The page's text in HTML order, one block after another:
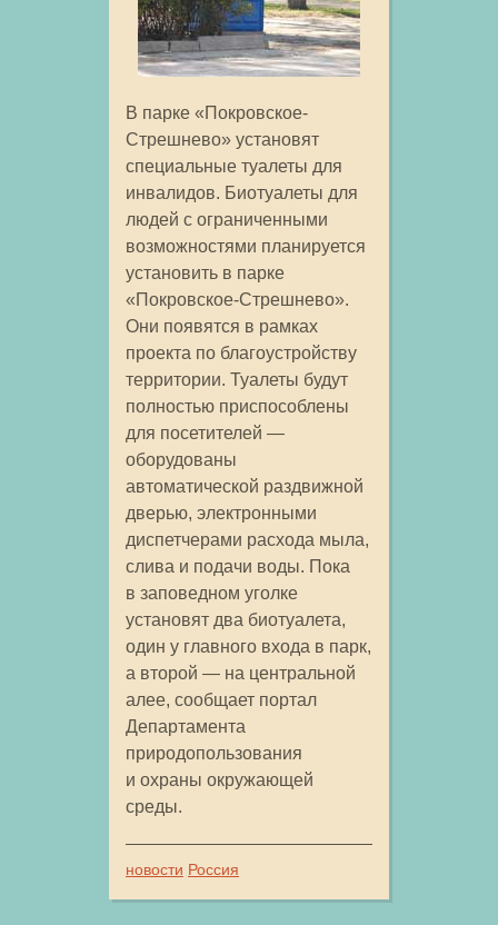
В парке «Покровское-
Стрешнево» установят
специальные туалеты для
инвалидов. Биотуалеты для
людей с ограниченными
возможностями планируется
установить в парке
«Покровское-Стрешнево».
Они появятся в рамках
проекта по благоустройству
территории. Туалеты будут
полностью приспособлены
для посетителей —
оборудованы
автоматической раздвижной
дверью, электронными
диспетчерами расхода мыла,
слива и подачи воды. Пока
в заповедном уголке
установят два биотуалета,
один у главного входа в парк,
а второй — на центральной
алее, сообщает портал
Департамента
природопользования
и охраны окружающей
среды.
новости Россия